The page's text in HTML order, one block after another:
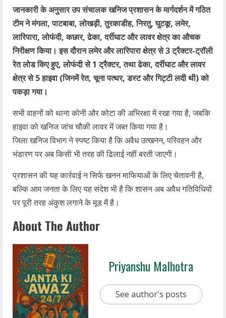
जानकारी के अनुसार उप संचालक खनिज प्रशासन के मार्गदर्शन में गठित
टीम ने मंगला, पाटबाबा, लोखड़ी, तुरकाडीह, निरतु, घुटकू, लमेर,
लारिपारा, लोफंदी, कछार, ढेका, दर्रीघाट और लावर क्षेत्र का औचक
निरीक्षण किया। इस दौरान लमेर और लारिपारा क्षेत्र से 3 ट्रैक्टर-ट्रॉली
रेत लोड किए हुए, लोफंदी से 1 ट्रैक्टर, तथा ढेका, दर्रीघाट और लावर
क्षेत्र से 5 हाइवा (जिनमें रेत, चूना पत्थर, डस्ट और गिट्टी लदी थी) को
पकड़ा गया।
सभी वाहनों को थाना कोनी और कोटा की अभिरक्षा में रखा गया है, जबकि
हाइवा को खनिज जांच चौकी लावर में जब्त किया गया है।
जिला खनिज विभाग ने स्पष्ट किया है कि अवैध उत्खनन, परिवहन और
भंडारण पर अब किसी भी तरह की ढिलाई नहीं बरती जाएगी।
प्रशासन की यह कार्रवाई न सिर्फ खनन माफियाओं के लिए चेतावनी है,
बल्कि आम जनता के लिए यह संदेश भी है कि शासन अब अवैध गतिविधियों
पर पूरी तरह अंकुश लगाने के मूड में है।
About The Author
Priyanshu Malhotra
See author's posts